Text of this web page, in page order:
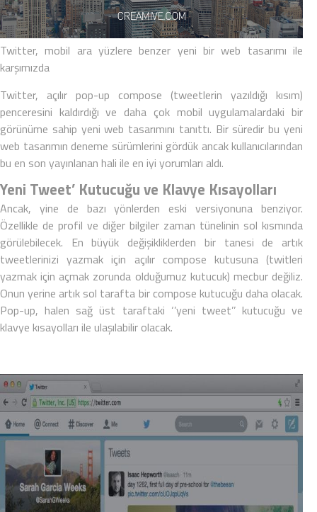
Twitter, mobil ara yüzlere benzer yeni bir web tasarımı ile
karşımızda
Twitter, açılır pop-up compose (tweetlerin yazıldığı kısım)
penceresini kaldırdığı ve daha çok mobil uygulamalardaki bir
görünüme sahip yeni web tasarımını tanıttı. Bir süredir bu yeni
web tasarımın deneme sürümlerini gördük ancak kullanıcılarından
bu en son yayınlanan hali ile en iyi yorumları aldı.
Yeni Tweet’ Kutucuğu ve Klavye Kısayolları
Ancak, yine de bazı yönlerden eski versiyonuna benziyor.
Özellikle de profil ve diğer bilgiler zaman tünelinin sol kısmında
görülebilecek. En büyük değişikliklerden bir tanesi de artık
tweetlerinizi yazmak için açılır compose kutusuna (twitleri
yazmak için açmak zorunda olduğumuz kutucuk) mecbur değiliz.
Onun yerine artık sol tarafta bir compose kutucuğu daha olacak.
Pop-up, halen sağ üst taraftaki ‘’yeni tweet’’ kutucuğu ve
klavye kısayolları ile ulaşılabilir olacak.